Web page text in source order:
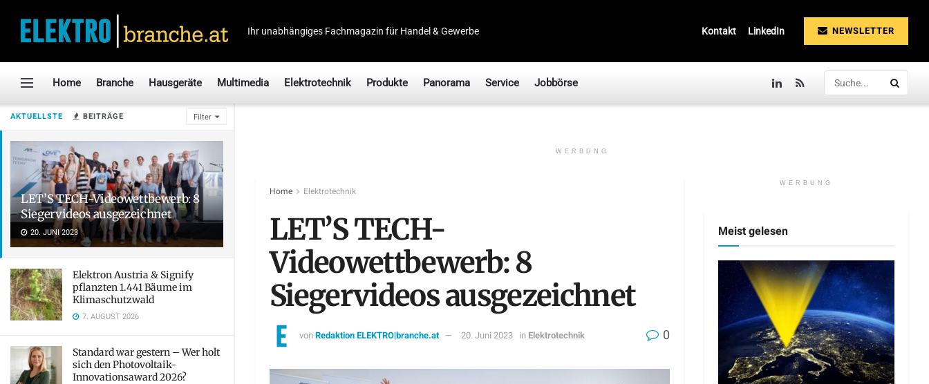
AKTUELLSTE BEITRÄGE Filter
LET’S TECH-Videowettbewerb: 8
Siegervideos ausgezeichnet
20. JUNI 2023
Elektron Austria & Signify
pflanzten 1.441 Bäume im
Klimaschutzwald
7. AUGUST 2026
Standard war gestern – Wer holt
sich den Photovoltaik-
Innovationsaward 2026?
Ihr unabhängiges Fachmagazin für Handel & Gewerbe Kontakt LinkedIn NEWSLETTER
Home Branche Hausgeräte Multimedia Elektrotechnik Produkte Panorama Service Jobbörse
WERBUNG
Home Elektrotechnik
LET’S TECH-
Videowettbewerb: 8
Siegervideos ausgezeichnet
vonRedaktion ELEKTRO|branche.at 20. Juni 2023 in Elektrotechnik 0
WERBUNG
Meist gelesen